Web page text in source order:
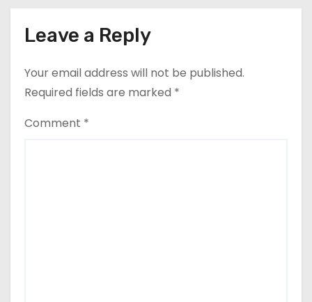
Leave a Reply
Your email address will not be published.
Required fields are marked *
Comment *